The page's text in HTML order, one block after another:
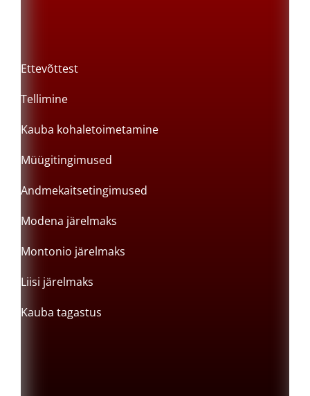
Ettevõttest
Tellimine
Kauba kohaletoimetamine
Müügitingimused
Andmekaitsetingimused
Modena järelmaks
Montonio järelmaks
Liisi järelmaks
Kauba tagastus